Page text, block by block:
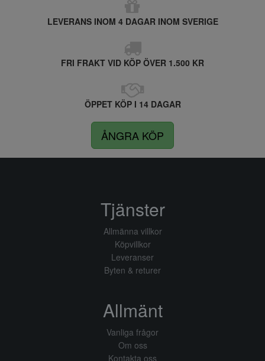
LEVERANS INOM 4 DAGAR INOM SVERIGE
FRI FRAKT VID KÖP ÖVER 1.500 KR
ÖPPET KÖP I 14 DAGAR
ÅNGRA KÖP
Tjänster
Allmänna villkor
Köpvillkor
Leveranser
Byten & returer
Allmänt
Vanliga frågor
Om oss
Kontakta oss